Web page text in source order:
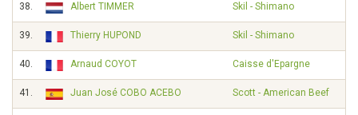
38. Albert TIMMER Skil - Shimano
39. Thierry HUPOND Skil - Shimano
40. Arnaud COYOT Caisse d'Epargne
41. Juan José COBO ACEBO Scott - American Beef